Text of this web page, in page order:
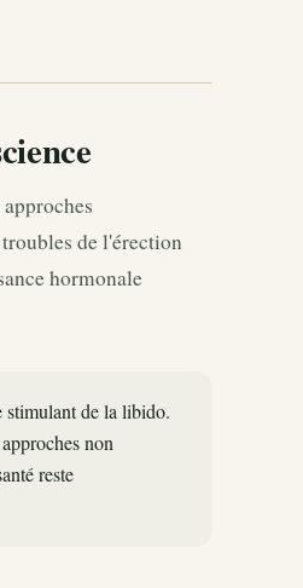
de l'érection
hormonale
stimulant de la libido.
non
reste